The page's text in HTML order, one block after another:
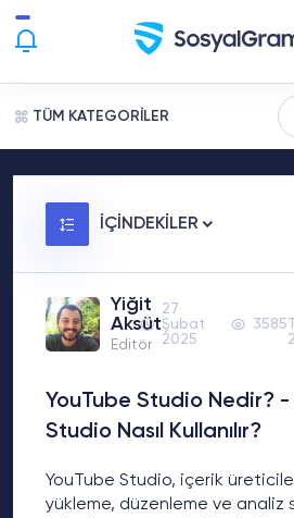
TÜM KATEGORİLER
İÇİNDEKİLER
Yiğit
Aksüt
Editör
27
Şubat
2025
3585
YouTube Studio Nedir? -
Studio Nasıl Kullanılır?
YouTube Studio, içerik
yükleme, düzenleme ve analiz